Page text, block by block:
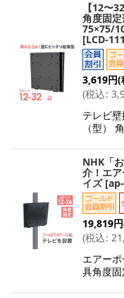
【12〜
角度固定
75×75/
[LCD-111
3,619円(
(税込:
テレビ
（型）
NHK「
介！エ
イズ [
19,819円
(税込:
エアー
具角度